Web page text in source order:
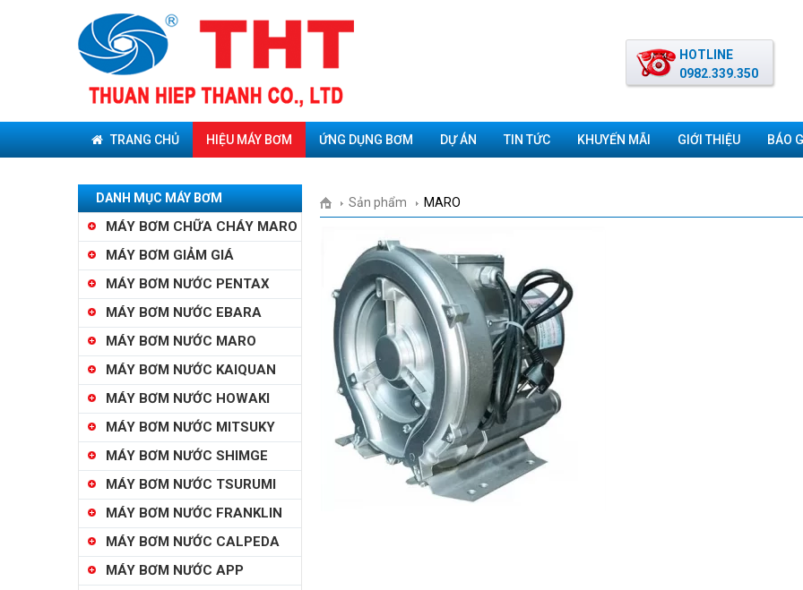
HOTLINE
0982.339.350
TRANG CHỦ HIỆU MÁY BƠM ỨNG DỤNG BƠM DỰ ÁN TIN TỨC KHUYẾN MÃI GIỚI THIỆU BÁO
DANH MỤC MÁY BƠM
MÁY BƠM CHỮA CHÁY MARO
MÁY BƠM GIẢM GIÁ
MÁY BƠM NƯỚC PENTAX
MÁY BƠM NƯỚC EBARA
MÁY BƠM NƯỚC MARO
MÁY BƠM NƯỚC KAIQUAN
MÁY BƠM NƯỚC HOWAKI
MÁY BƠM NƯỚC MITSUKY
MÁY BƠM NƯỚC SHIMGE
MÁY BƠM NƯỚC TSURUMI
MÁY BƠM NƯỚC FRANKLIN
MÁY BƠM NƯỚC CALPEDA
MÁY BƠM NƯỚC APP
Sản phẩm MARO